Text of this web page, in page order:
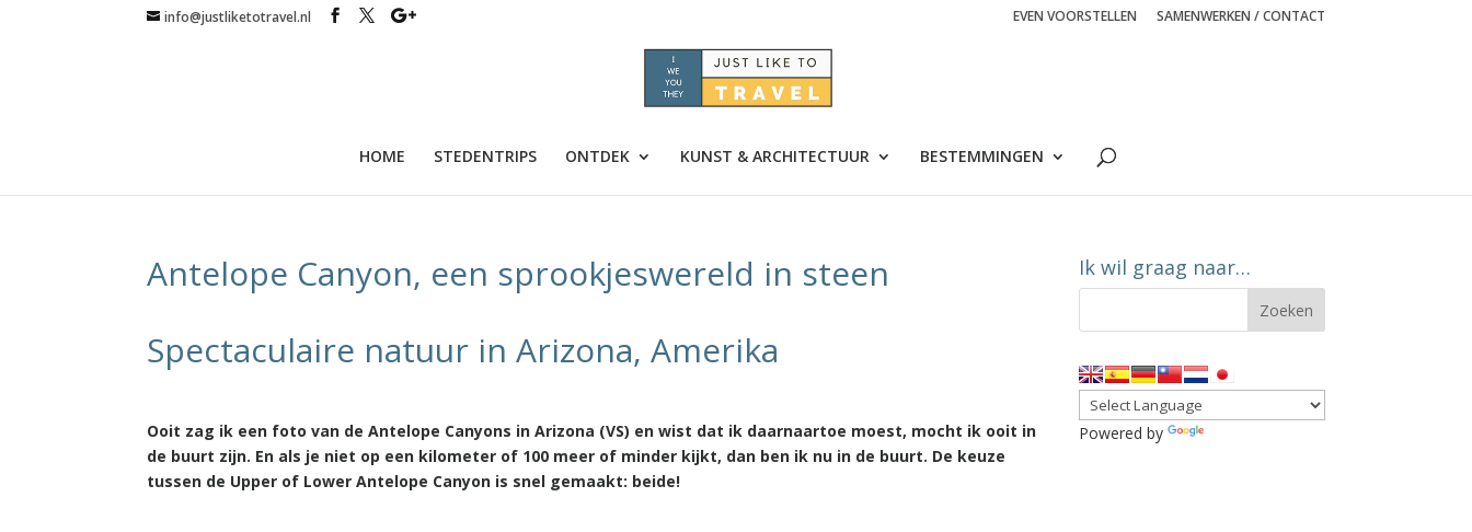
info@justliketotravel.nl EVEN VOORSTELLEN SAMENWERKEN / CONTACT
HOME STEDENTRIPS ONTDEK KUNST & ARCHITECTUUR BESTEMMINGEN
Antelope Canyon, een sprookjeswereld in steen
Spectaculaire natuur in Arizona, Amerika
Ooit zag ik een foto van de Antelope Canyons in Arizona (VS) en wist dat ik daarnaartoe moest, mocht ik ooit in
de buurt zijn. En als je niet op een kilometer of 100 meer of minder kijkt, dan ben ik nu in de buurt. De keuze
tussen de Upper of Lower Antelope Canyon is snel gemaakt: beide!
Ik wil graag naar…
Powered by